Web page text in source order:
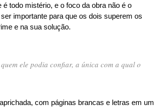
todo mistério, e o foco da obra não é o
importante para que os dois superem os
e na sua solução.
ele podia confiar, a única com a qual o
com páginas brancas e letras em um